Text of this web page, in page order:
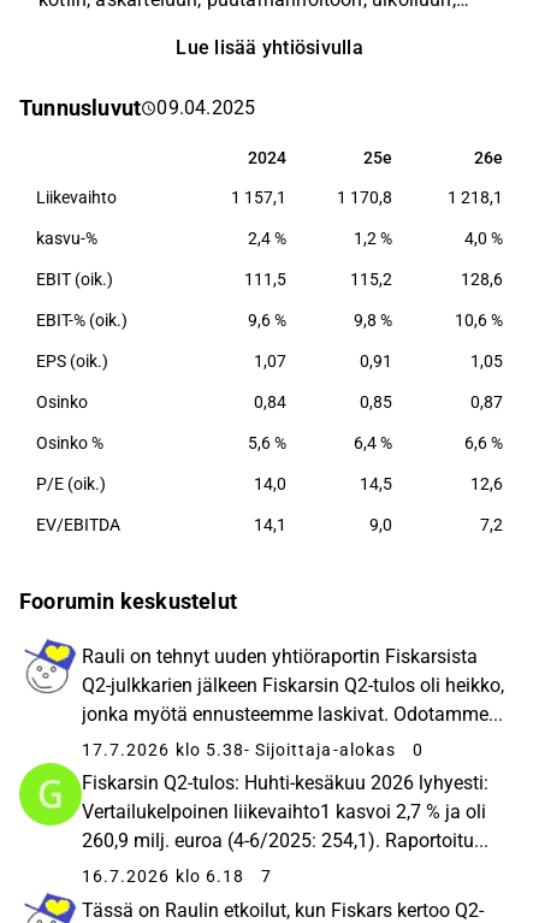
tuotteita myydään yli 100 maassa. Yhtiön
Pohjois-Amerikka. Fiskars palvelee ihmisiä ympäri
Gerber, Iittala, Royal Copenhagen, Waterford ja
Wedgwdood. Tuotteista noin puolet valmistetaan
alihankkijoilta.
Lue lisää yhtiösivulla
Tunnusluvut 09.04.2025
2024 25e 26e
2024 25e 26e
Liikevaihto 1 157,1 1 170,8 1 218,1
kasvu-% 2,4 % 1,2 % 4,0 %
EBIT (oik.) 111,5 115,2 128,6
EBIT-% (oik.) 9,6 % 9,8 % 10,6 %
EPS (oik.) 1,07 0,91 1,05
Osinko 0,84 0,85 0,87
Osinko % 5,6 % 6,4 % 6,6 %
P/E (oik.) 14,0 14,5 12,6
EV/EBITDA 14,1 9,0 7,2
Foorumin keskustelut
Rauli on tehnyt uuden yhtiöraportin Fiskarsista
Q2-julkkarien jälkeen Fiskarsin Q2-tulos oli heikko,
jonka myötä ennusteemme laskivat. Odotamme...
17.7.2026 klo 5.38- Sijoittaja-alokas 0
Fiskarsin Q2-tulos: Huhti-kesäkuu 2026 lyhyesti:
Vertailukelpoinen liikevaihto1 kasvoi 2,7 % ja oli
260,9 milj. euroa (4-6/2025: 254,1). Raportoitu...
16.7.2026 klo 6.18 7
Tässä on Raulin etkoilut, kun Fiskars kertoo Q2-